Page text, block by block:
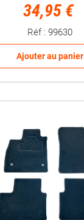
34,95 €
Réf : 99630
Ajouter au panier